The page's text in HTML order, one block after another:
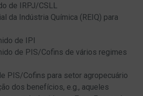
de IRPJ/CSLL
da Indústria Química (REIQ) para
de IPI
de PIS/Cofins de vários regimes
PIS/Cofins para setor agropecuário
dos benefícios, e.g., aqueles